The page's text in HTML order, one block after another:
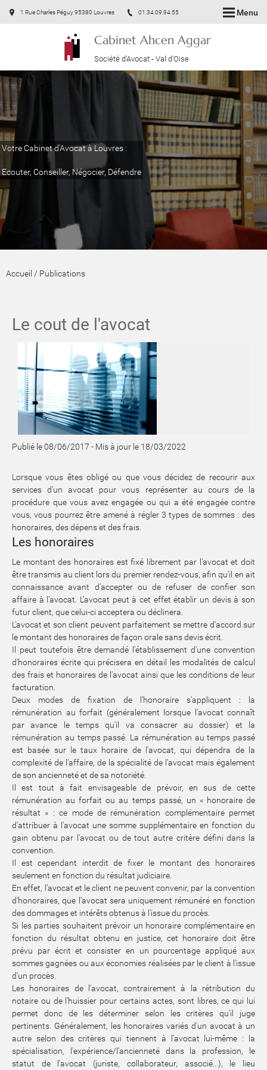
Menu
Cabinet Ahcen Aggar
Société d'Avocat - Val d'Oise
1 Rue Charles Péguy 95380 Louvres 01.34.09.94.55
Votre Cabinet d'Avocat à Louvres :
Ecouter, Conseiller, Négocier, Défendre
Accueil / Publications
Le cout de l'avocat
Publié le 08/06/2017 - Mis à jour le 18/03/2022
Lorsque vous êtes obligé ou que vous décidez de recourir aux
services d'un avocat pour vous représenter au cours de la
procédure que vous avez engagée ou qui a été engagée contre
vous, vous pourrez être amené à régler 3 types de sommes : des
honoraires, des dépens et des frais.
Les honoraires
Le montant des honoraires est fixé librement par l'avocat et doit
être transmis au client lors du premier rendez-vous, afin qu'il en ait
connaissance avant d'accepter ou de refuser de confier son
affaire à l'avocat. L'avocat peut à cet effet établir un devis à son
futur client, que celui-ci acceptera ou déclinera.
L'avocat et son client peuvent parfaitement se mettre d'accord sur
le montant des honoraires de façon orale sans devis écrit.
Il peut toutefois être demandé l'établissement d'une convention
d'honoraires écrite qui précisera en détail les modalités de calcul
des frais et honoraires de l'avocat ainsi que les conditions de leur
facturation.
Deux modes de fixation de l'honoraire s'appliquent : la
rémunération au forfait (généralement lorsque l'avocat connaît
par avance le temps qu'il va consacrer au dossier) et la
rémunération au temps passé. La rémunération au temps passé
est basée sur le taux horaire de l'avocat, qui dépendra de la
complexité de l'affaire, de la spécialité de l'avocat mais également
de son ancienneté et de sa notoriété.
Il est tout à fait envisageable de prévoir, en sus de cette
rémunération au forfait ou au temps passé, un « honoraire de
résultat » : ce mode de rémunération complémentaire permet
d'attribuer à l'avocat une somme supplémentaire en fonction du
gain obtenu par l'avocat ou de tout autre critère défini dans la
convention.
Il est cependant interdit de fixer le montant des honoraires
seulement en fonction du résultat judiciaire.
En effet, l'avocat et le client ne peuvent convenir, par la convention
d'honoraires, que l'avocat sera uniquement rémunéré en fonction
des dommages et intérêts obtenus à l'issue du procès.
Si les parties souhaitent prévoir un honoraire complémentaire en
fonction du résultat obtenu en justice, cet honoraire doit être
prévu par écrit et consister en un pourcentage appliqué aux
sommes gagnées ou aux économies réalisées par le client à l'issue
d'un procès.
Les honoraires de l'avocat, contrairement à la rétribution du
notaire ou de l'huissier pour certains actes, sont libres, ce qui lui
permet donc de les déterminer selon les critères qu'il juge
pertinents. Généralement, les honoraires variés d'un avocat à un
autre selon des critères qui tiennent à l'avocat lui-même : la
spécialisation, l'expérience/l'ancienneté dans la profession, le
statut de l'avocat (juriste, collaborateur, associé...), le lieu